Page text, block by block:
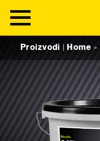
Proizvodi
Home »